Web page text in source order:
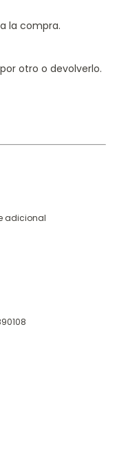
la compra.
otro o devolverlo.
adicional